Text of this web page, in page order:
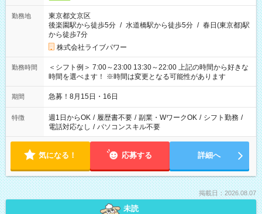
勤務地
東京都文京区
後楽園駅から徒歩5分 / 水道橋駅から徒歩5分 / 春日(東京都)駅
から徒歩7分
株式会社ライブパワー
勤務時間
＜シフト例＞ 7:00～23:00 13:30～22:00 上記の時間から好きな
時間を選べます！ ※時間は変更となる可能性があります
期間 急募！8月15日・16日
特徴 週1日からOK / 履歴書不要 / 副業・WワークOK / シフト勤務 /
電話対応なし / パソコンスキル不要
気になる！ 応募する 詳細へ
掲載日：2026.08.07
未読